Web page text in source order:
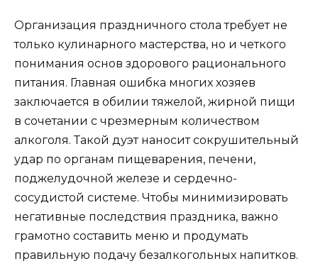
Организация праздничного стола требует не
только кулинарного мастерства, но и четкого
понимания основ здорового рационального
питания. Главная ошибка многих хозяев
заключается в обилии тяжелой, жирной пищи
в сочетании с чрезмерным количеством
алкоголя. Такой дуэт наносит сокрушительный
удар по органам пищеварения, печени,
поджелудочной железе и сердечно-
сосудистой системе. Чтобы минимизировать
негативные последствия праздника, важно
грамотно составить меню и продумать
правильную подачу безалкогольных напитков.